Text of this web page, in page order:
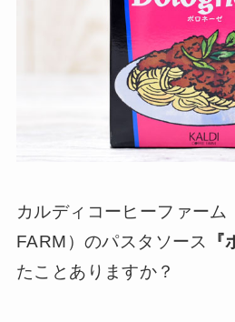
カルディコーヒーファー
FARM）のパスタソース
たことありますか？